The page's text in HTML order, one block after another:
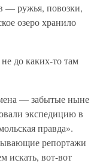
— ружья, повозки,
озеро хранило
до каких-то там
— забытые ныне
экспедицию в
правда».
репортажи
искать, вот-вот